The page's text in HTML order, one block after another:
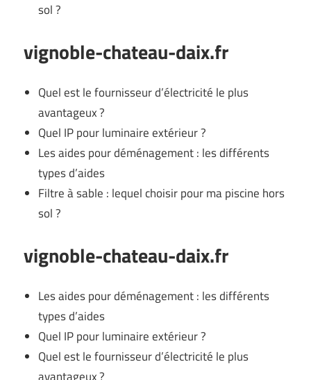
sol ?
vignoble-chateau-daix.fr
Quel est le fournisseur d’électricité le plus
avantageux ?
Quel IP pour luminaire extérieur ?
Les aides pour déménagement : les différents
types d’aides
Filtre à sable : lequel choisir pour ma piscine hors
sol ?
vignoble-chateau-daix.fr
Les aides pour déménagement : les différents
types d’aides
Quel IP pour luminaire extérieur ?
Quel est le fournisseur d’électricité le plus